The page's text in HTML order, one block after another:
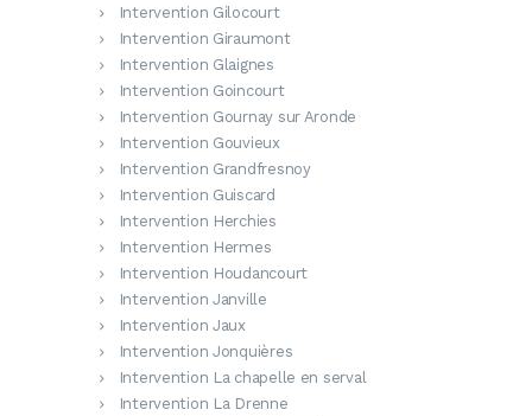
Intervention Gilocourt
Intervention Giraumont
Intervention Glaignes
Intervention Goincourt
Intervention Gournay sur Aronde
Intervention Gouvieux
Intervention Grandfresnoy
Intervention Guiscard
Intervention Herchies
Intervention Hermes
Intervention Houdancourt
Intervention Janville
Intervention Jaux
Intervention Jonquières
Intervention La chapelle en serval
Intervention La Drenne